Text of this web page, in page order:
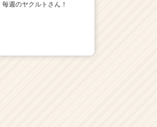
毎週のヤクルトさん！